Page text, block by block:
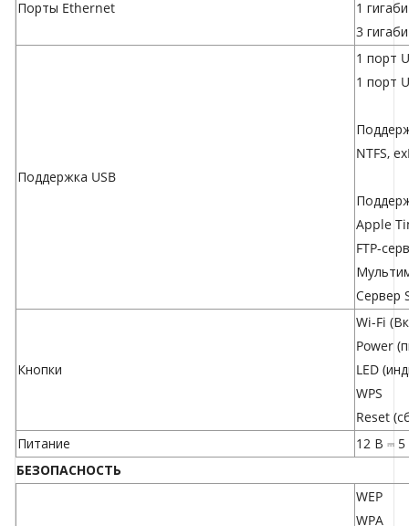
Порты Ethernet
1
3
Поддержка USB
1 порт
1 порт
NTFS,
Apple
FTP-
Сервер
Кнопки
Wi-Fi
Power
LED
WPS
Reset
Питание
12 В ⎓ 5
БЕЗОПАСНОСТЬ
WEP
WPA